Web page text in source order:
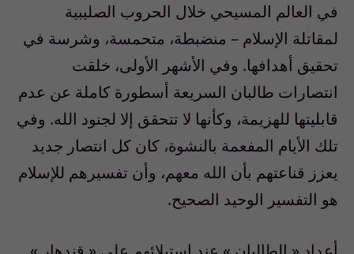
في العالم المسيحي خلال الحروب الصليبية
لمقاتلة الإسلام – منضبطة، متحمسة، وشرسة في
تحقيق أهدافها. وفي الأشهر الأولى، خلقت
انتصارات طالبان السريعة أسطورة كاملة عن عدم
قابليتها للهزيمة، وكأنها لا تتحقق إلا لجنود الله. وفي
تلك الأيام المفعمة بالنشوة، كان كل انتصار جديد
يعزز قناعتهم بأن الله معهم، وأن تفسيرهم للإسلام
هو التفسير الوحيد الصحيح.